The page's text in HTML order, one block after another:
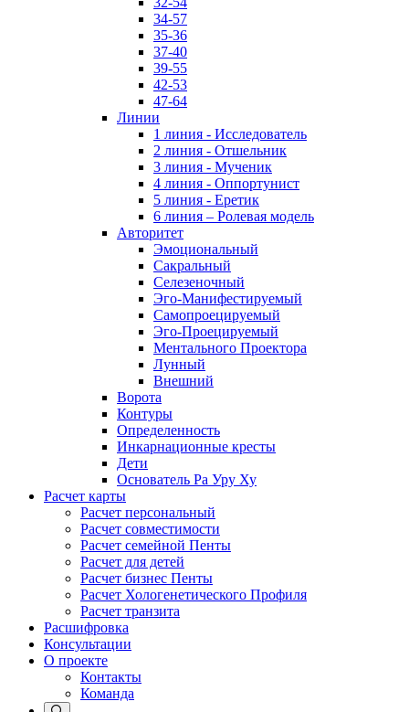
34-57
35-36
37-40
39-55
42-53
47-64
Линии
1 линия - Исследователь
2 линия - Отшельник
3 линия - Мученик
4 линия - Оппортунист
5 линия - Еретик
6 линия – Ролевая модель
Авторитет
Эмоциональный
Сакральный
Селезеночный
Эго-Манифестируемый
Самопроецируемый
Эго-Проецируемый
Ментального Проектора
Лунный
Внешний
Ворота
Контуры
Определенность
Инкарнационные кресты
Дети
Основатель Ра Уру Ху
Расчет карты
Расчет персональный
Расчет совместимости
Расчет семейной Пенты
Расчет для детей
Расчет бизнес Пенты
Расчет Хологенетического Профиля
Расчет транзита
Расшифровка
Консультации
О проекте
Контакты
Команда